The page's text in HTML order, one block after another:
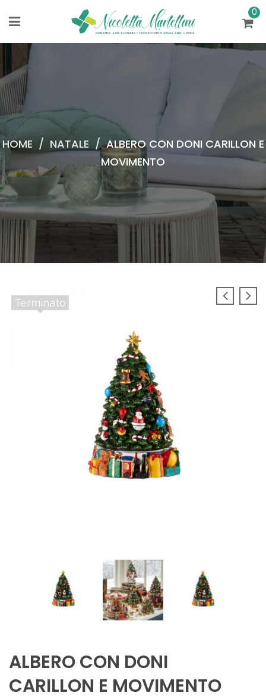
0
HOME / NATALE / ALBERO CON DONI CARILLON E
MOVIMENTO
Terminato
ALBERO CON DONI
CARILLON E MOVIMENTO